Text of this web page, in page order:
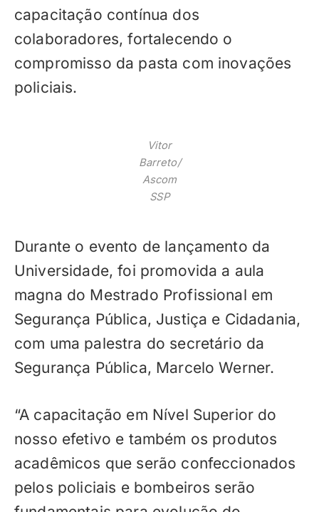
capacitação contínua dos
colaboradores, fortalecendo o
compromisso da pasta com inovações
policiais.
Vitor
Barreto/
Ascom
SSP
Durante o evento de lançamento da
Universidade, foi promovida a aula
magna do Mestrado Profissional em
Segurança Pública, Justiça e Cidadania,
com uma palestra do secretário da
Segurança Pública, Marcelo Werner.
“A capacitação em Nível Superior do
nosso efetivo e também os produtos
acadêmicos que serão confeccionados
pelos policiais e bombeiros serão